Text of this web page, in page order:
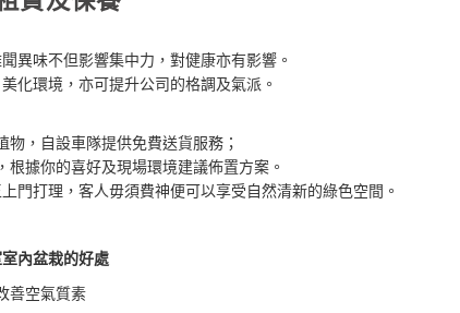
異味不但影響集中力，對健康亦有影響。
化環境，亦可提升公司的格調及氣派。
物，自設車隊提供免費送貨服務；
據你的喜好及現場環境建議佈置方案。
門打理，客人毋須費神便可以享受自然清新的綠色空間。
內盆栽的好處
善空氣質素